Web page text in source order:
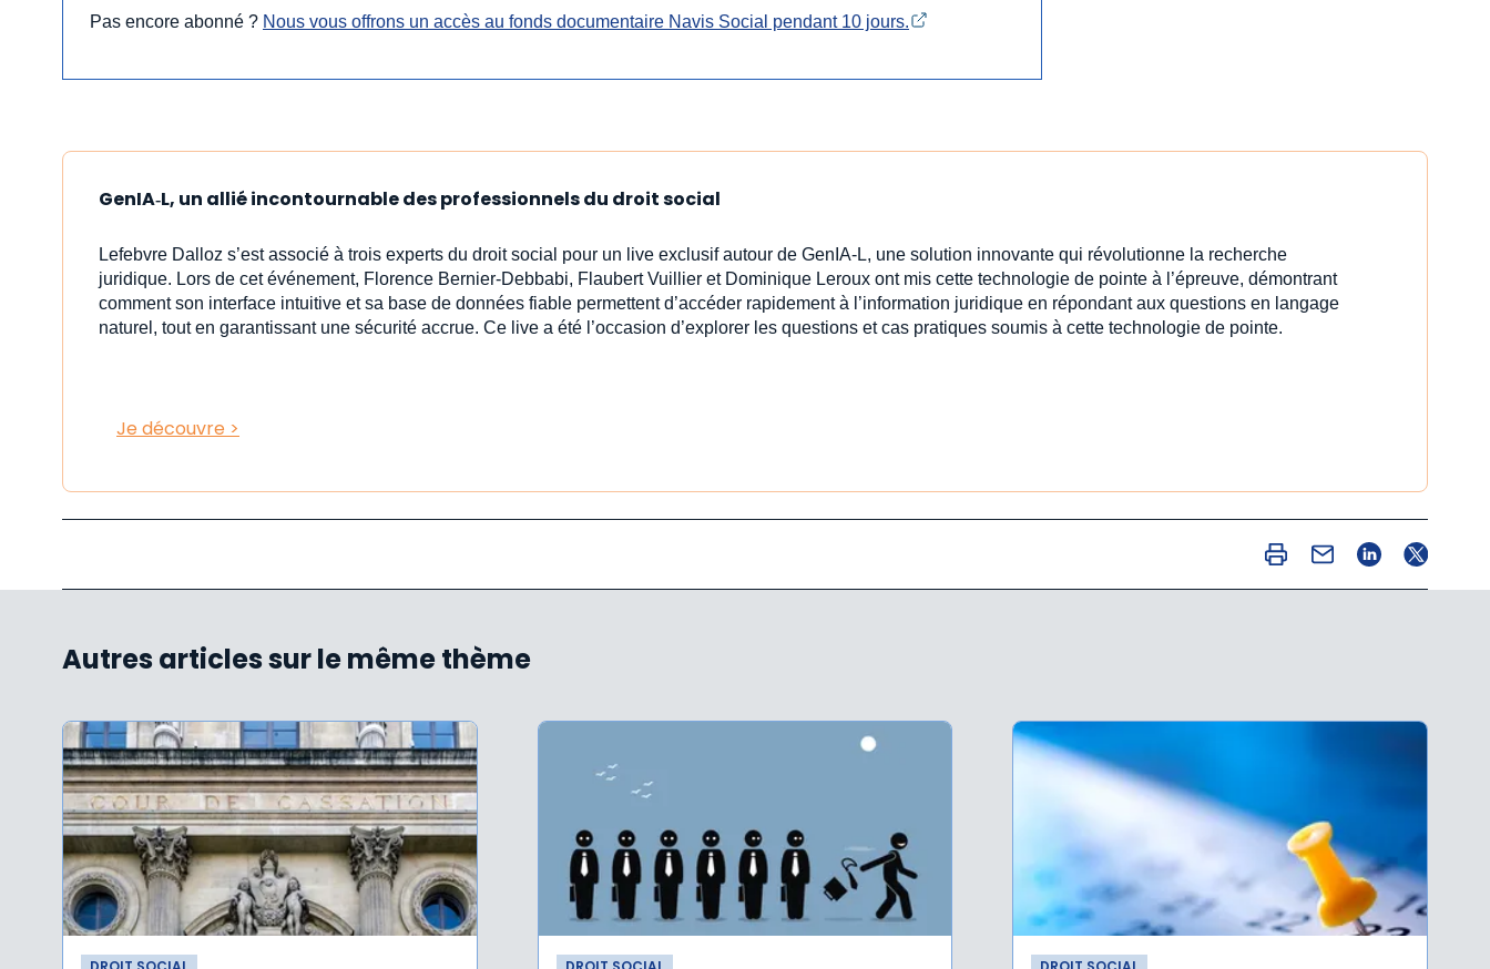
Pas encore abonné ? Nous vous offrons un accès au fonds documentaire Navis Social pendant 10 jours.
GenIA‑L, un allié incontournable des professionnels du droit social
Lefebvre Dalloz s’est associé à trois experts du droit social pour un live exclusif autour de GenIA‑L, une solution innovante qui révolutionne la recherche
juridique. Lors de cet événement, Florence Bernier-Debbabi, Flaubert Vuillier et Dominique Leroux ont mis cette technologie de pointe à l’épreuve, démontrant
comment son interface intuitive et sa base de données fiable permettent d’accéder rapidement à l’information juridique en répondant aux questions en langage
naturel, tout en garantissant une sécurité accrue. Ce live a été l’occasion d’explorer les questions et cas pratiques soumis à cette technologie de pointe.
Je découvre >
Autres articles sur le même thème